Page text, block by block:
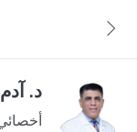
د.